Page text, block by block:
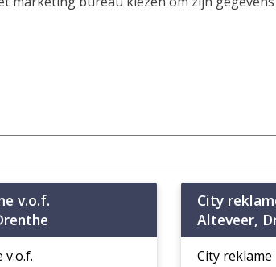
v.o.f.
v.o.f.
City
Alteveer,
City reklame